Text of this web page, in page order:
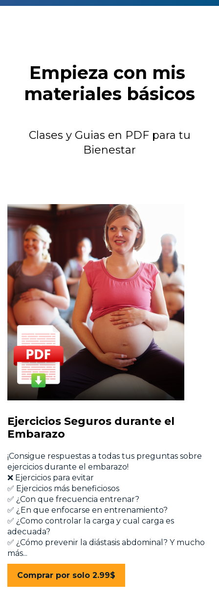
Empieza con mis
materiales básicos
Clases y Guias en PDF para tu
Bienestar
Ejercicios Seguros durante el
Embarazo
¡Consigue respuestas a todas tus preguntas sobre
ejercicios durante el embarazo!
❌ Ejercicios para evitar
✅ Ejercicios más beneficiosos
✅ ¿Con que frecuencia entrenar?
✅ ¿En que enfocarse en entrenamiento?
✅ ¿Como controlar la carga y cual carga es
adecuada?
✅ ¿Cómo prevenir la diástasis abdominal? Y mucho
más...
Comprar por solo 2.99$